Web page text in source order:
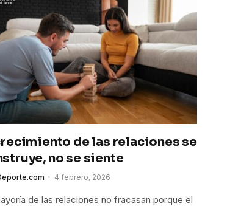
de las relaciones se
no se siente
4 febrero, 2026
de las relaciones no fracasan porque el